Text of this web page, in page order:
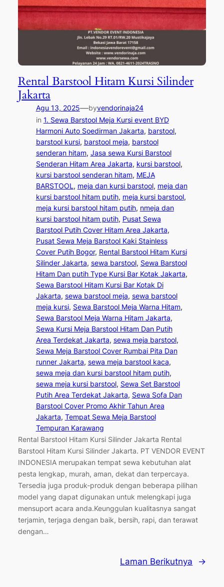
Rental Barstool Hitam Kursi Silinder
Jakarta
Agu 13, 2025—byvendorinaja24
in 1. Sewa Barstool Meja Kursi event BYD
Harmoni Auto Soedirman Jakarta, barstool
barstool kursi, barstool meja, barstool
senderan hitam, Jasa sewa Kursi Barstool
Senderan Hitam Area Jakarta, kursi barstool
kursi barstool senderan hitam, MEJA
BARSTOOL, meja dan kursi barstool, meja dan
kursi barstool hitam putih, meja kursi barstool
meja kursi barstool hitam putih, nmeja dan
kursi barstool hitam putih, Pusat Sewa
Barstool Putih Cover Hitam Area Jakarta
Pusat Sewa Meja Barstool Kaki Stainless
Cover Putih Bogor, Rental Barstool Hitam Kursi
Silinder Jakarta, sewa barstool, Sewa Barstool
Hitam Dan putih Type Kursi Bar Kotak Jakarta
Sewa Barstool Hitam Kursi Bar Kotak Di
Jakarta, sewa barstool meja, sewa barstool
meja kursi, Sewa Barstool Meja Warna Hitam
Sewa Barstool Meja Warna Hitam Jakarta
Sewa Kursi Meja Barstool Hitam Dan Putih
Area Terdekat Jakarta, sewa meja barstool
Sewa Meja Barstool Cover Rumbai Pita Dan
runner Jakarta, sewa meja barstool kaca
sewa meja dan kursi barstool hitam putih
sewa meja kursi barstool, Sewa Set Barstool
Putih Area Terdekat Jakarta, Sewa Sofa Dan
Barstool Cover Promo Akhir Tahun Area
Jakarta, Tempat Sewa Meja Barstool
Tempuran Karawang
Rental Barstool Hitam Kursi Silinder Jakarta Rental
Barstool Hitam Kursi Silinder Jakarta. PT VENDOR EVENT
INDONESIA merupakan tempat sewa kebutuhan alat
pesta lengkap, murah, aman, dekat dan terpercaya.
Tersedia juga produk-produk dengan beberapa pilihan
model yang dapat digunakan untuk melengkapi juga
mensuport acara anda.Keunggulan kualitasnya sangat
terjamin, terjaga dengan baik, bersih, rapi, dan terawat
dengan…
Laman Berikutnya →